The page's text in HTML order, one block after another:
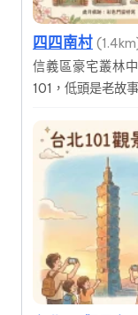
四四南村
信義區豪宅叢林
101，低頭是老故